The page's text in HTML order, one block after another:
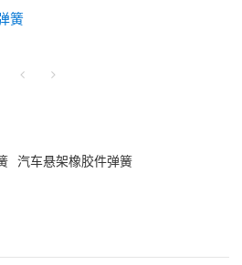
簧
汽车悬架橡胶件弹簧